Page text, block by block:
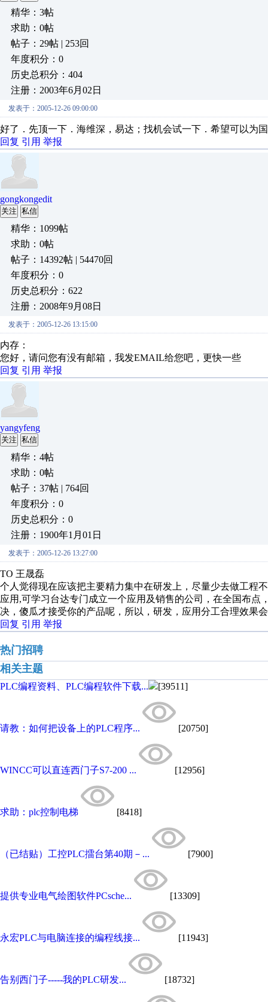
精华：3帖
求助：0帖
帖子：29帖 | 253回
年度积分：0
历史总积分：404
注册：2003年6月02日
发表于：2005-12-26 09:00:00
好了．先顶一下．海维深，易达；找机会试一下．希望可以为
回复 引用 举报
gongkongedit
关注 私信
精华：1099帖
求助：0帖
帖子：14392帖 | 54470回
年度积分：0
历史总积分：622
注册：2008年9月08日
发表于：2005-12-26 13:15:00
内存：
您好，请问您有没有邮箱，我发EMAIL给您吧，更快一些
回复 引用 举报
yangyfeng
关注 私信
精华：4帖
求助：0帖
帖子：37帖 | 764回
年度积分：0
历史总积分：0
注册：1900年1月01日
发表于：2005-12-26 13:27:00
TO 王晟磊
个人觉得现在应该把主要精力集中在研发上，尽量少去做工程
应用,可学习台达专门成立一个应用及销售的公司，在全国布
决，傻瓜才接受你的产品呢，所以，研发，应用分工合理效果
回复 引用 举报
热门招聘
相关主题
PLC编程资料、PLC编程软件下载... [39511]
请教：如何把设备上的PLC程序... [20750]
WINCC可以直连西门子S7-200 ... [12956]
求助：plc控制电梯 [8418]
（已结贴）工控PLC擂台第40期－... [7900]
提供专业电气绘图软件PCsche... [13309]
永宏PLC与电脑连接的编程线接... [11943]
告别西门子-----我的PLC研发... [18732]